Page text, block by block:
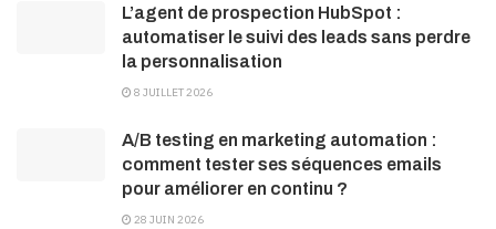
L’agent de prospection HubSpot :
automatiser le suivi des leads sans perdre
la personnalisation
8 JUILLET 2026
A/B testing en marketing automation :
comment tester ses séquences emails
pour améliorer en continu ?
28 JUIN 2026